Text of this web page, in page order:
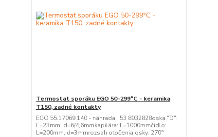
Termostat sporáku EGO 50-299°C - keramika
T150, zadné kontakty
EGO 55.17069.140 - náhrada: 53 8032828oska "D":
L=23mm, d=6/4,6mmkapilára: L=1000mmčidlo:
L=200mm, d=3mmrozsah otočenia osky: 270°